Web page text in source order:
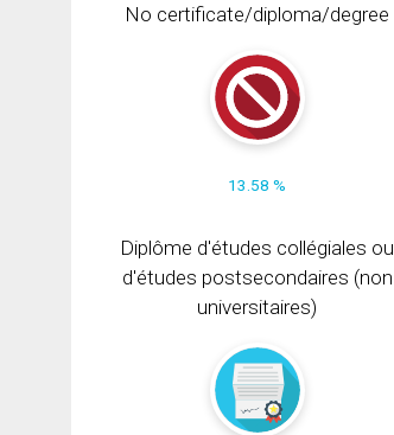
No certificate/diploma/degree
13.58 %
Diplôme d'études collégiales ou
d'études postsecondaires (non
universitaires)